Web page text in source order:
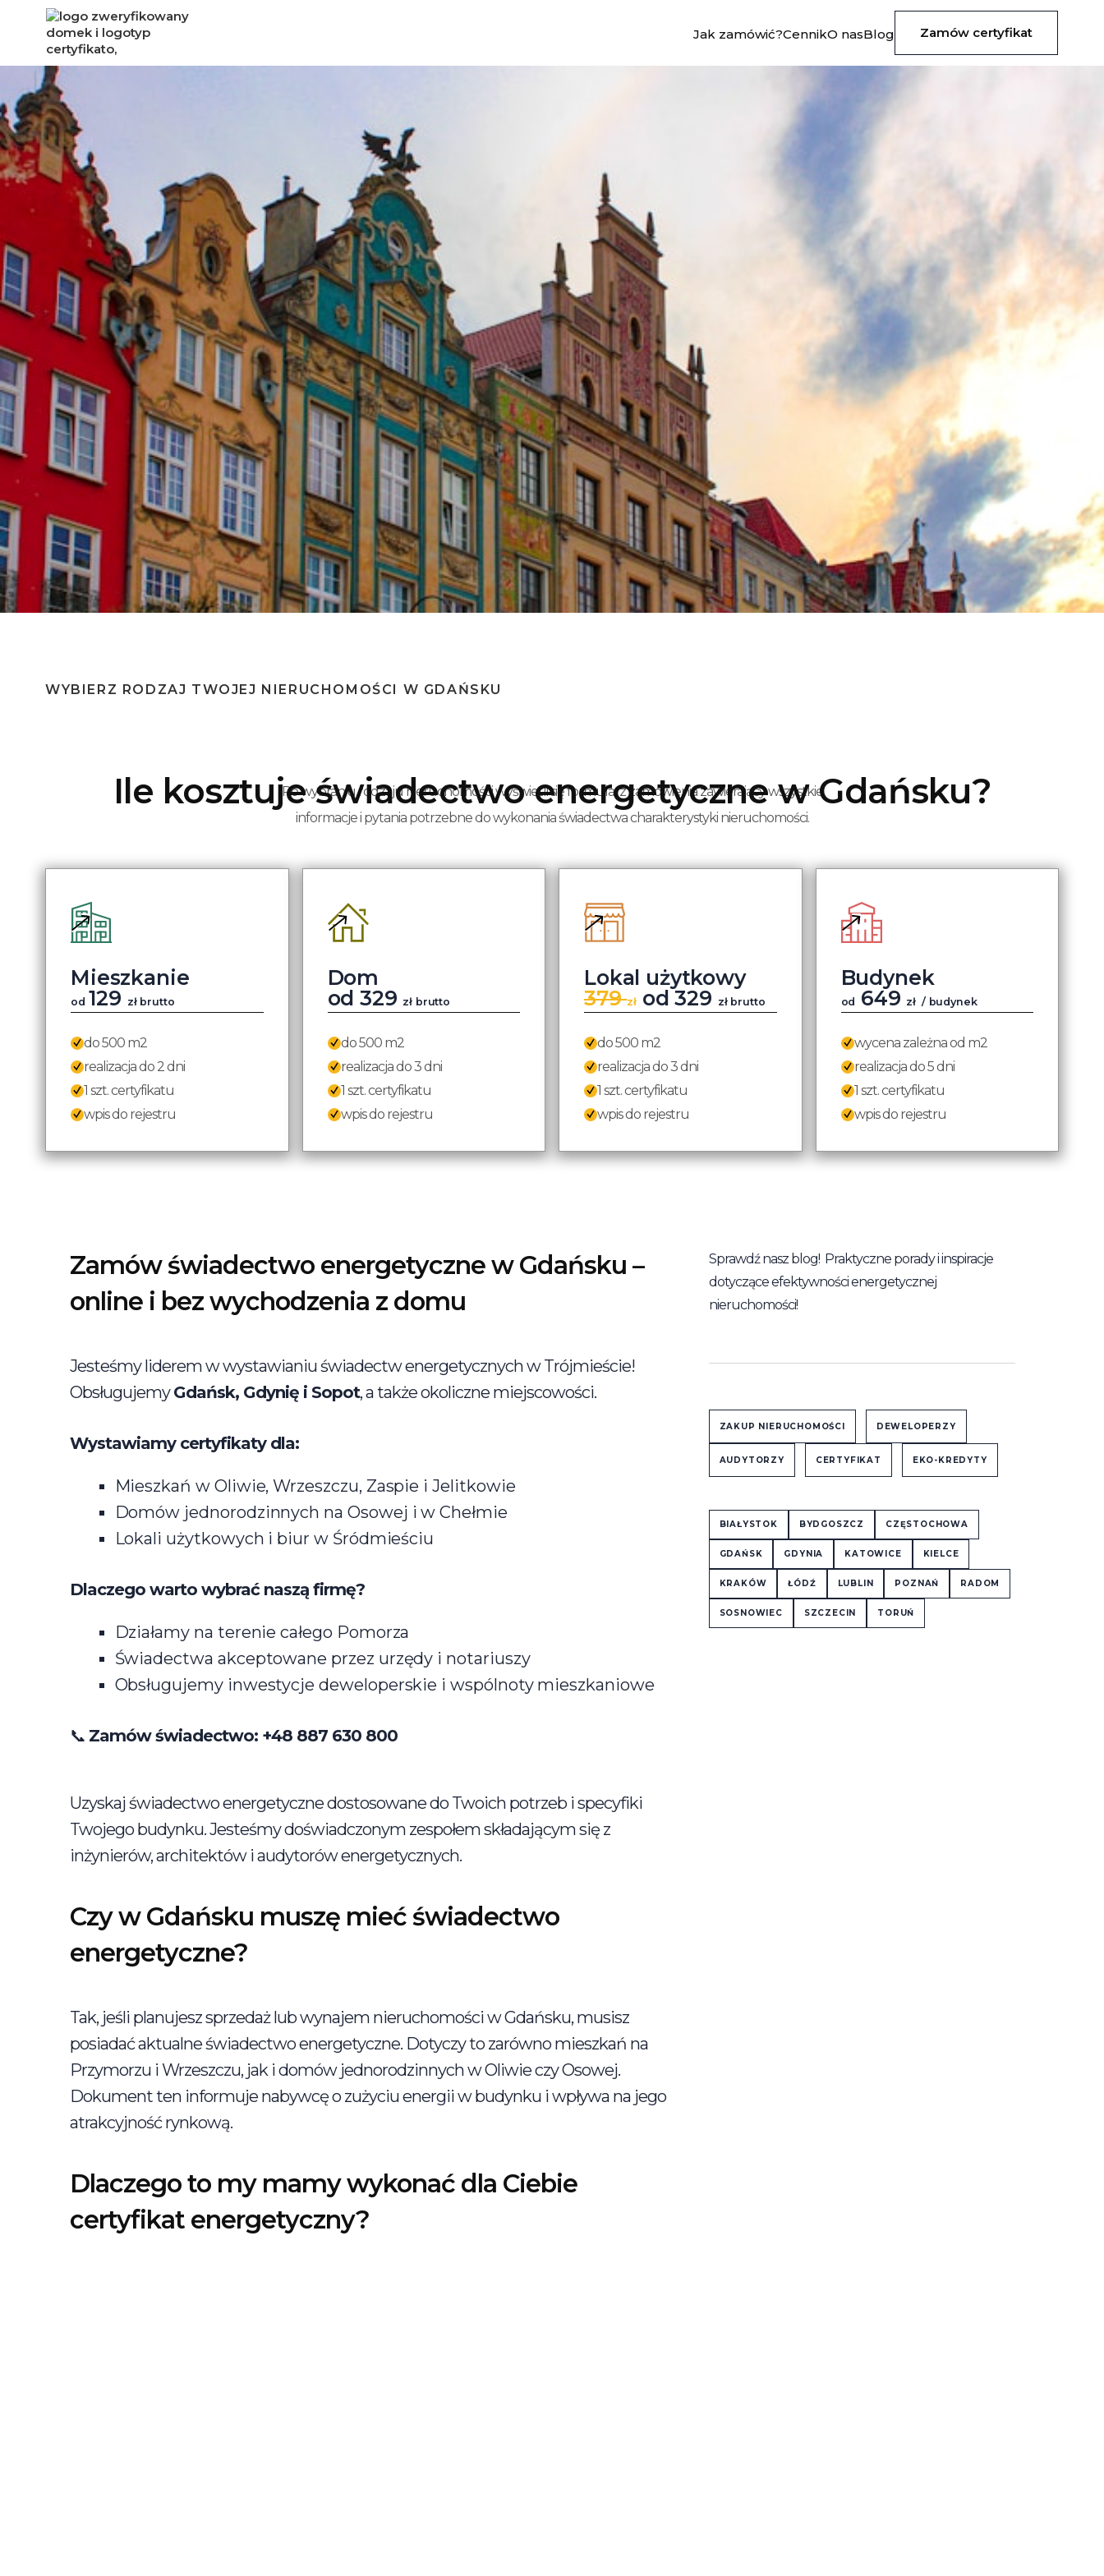
Jak zamówić?CennikO nasBlog Zamów certyfikat
GDAŃSK
Dla tego miasta wykonujemy certyfikat w 48h
WYBIERZ RODZAJ TWOJEJ NIERUCHOMOŚCI W GDAŃSKU
Ile kosztuje świadectwo energetyczne w Gdańsku?
Po wybraniu rodzaju nieruchomości wyświetli się formularz zamówienia zawierający wszystkie
informacje i pytania potrzebne do wykonania świadectwa charakterystyki nieruchomości.
Mieszkanie
od 129 zł brutto
do 500 m2
realizacja do 2 dni
1 szt. certyfikatu
wpis do rejestru
Dom
od 329 zł brutto
do 500 m2
realizacja do 3 dni
1 szt. certyfikatu
wpis do rejestru
Lokal użytkowy
379zł od 329 zł brutto
do 500 m2
realizacja do 3 dni
1 szt. certyfikatu
wpis do rejestru
Budynek
od 649 zł / budynek
wycena zależna od m2
realizacja do 5 dni
1 szt. certyfikatu
wpis do rejestru
Zamów świadectwo energetyczne w Gdańsku –
online i bez wychodzenia z domu
Jesteśmy liderem w wystawianiu świadectw energetycznych w Trójmieście!
ObsługujemyGdańsk, Gdynię i Sopot, a także okoliczne miejscowości.
Wystawiamy certyfikaty dla:
Mieszkań w Oliwie, Wrzeszczu, Zaspie i Jelitkowie
Domów jednorodzinnych na Osowej i w Chełmie
Lokali użytkowych i biur w Śródmieściu
Dlaczego warto wybrać naszą firmę?
Działamy na terenie całego Pomorza
Świadectwa akceptowane przez urzędy i notariuszy
Obsługujemy inwestycje deweloperskie i wspólnoty mieszkaniowe
📞 Zamów świadectwo: +48 887 630 800
Uzyskaj świadectwo energetyczne dostosowane do Twoich potrzeb i specyfiki
Twojego budynku. Jesteśmy doświadczonym zespołem składającym się z
inżynierów, architektów i audytorów energetycznych.
Czy w Gdańsku muszę mieć świadectwo
energetyczne?
Tak, jeśli planujesz sprzedaż lub wynajem nieruchomości w Gdańsku, musisz
posiadać aktualne świadectwo energetyczne. Dotyczy to zarówno mieszkań na
Przymorzu i Wrzeszczu, jak i domów jednorodzinnych w Oliwie czy Osowej.
Dokument ten informuje nabywcę o zużyciu energii w budynku i wpływa na jego
atrakcyjność rynkową.
Dlaczego to my mamy wykonać dla Ciebie
certyfikat energetyczny?
Sprawdź nasz blog! Praktyczne porady i inspiracje
dotyczące efektywności energetycznej
nieruchomości!
ZAKUP NIERUCHOMOŚCI DEWELOPERZY
AUDYTORZY CERTYFIKAT EKO-KREDYTY
BIAŁYSTOK BYDGOSZCZ CZĘSTOCHOWA
GDAŃSK GDYNIA KATOWICE KIELCE
KRAKÓW ŁÓDŹ LUBLIN POZNAŃ RADOM
SOSNOWIEC SZCZECIN TORUŃ